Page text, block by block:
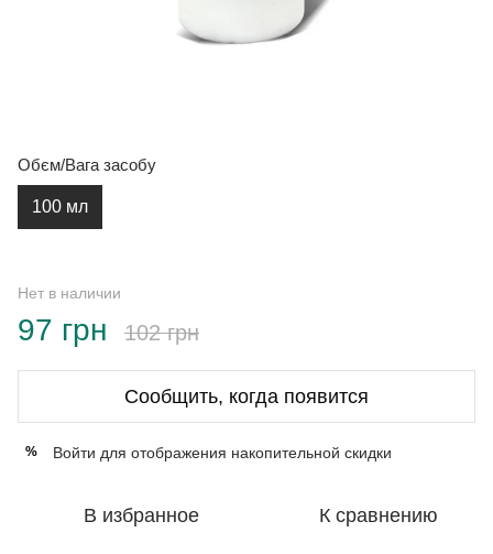
Обєм/Вага засобу
100 мл
Нет в наличии
97 грн 102 грн
Сообщить, когда появится
% Войти для отображения накопительной скидки
В избранное К сравнению